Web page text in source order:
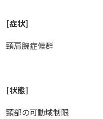
[症状]
頸肩腕症候群
[状態]
頸部の可動域制限